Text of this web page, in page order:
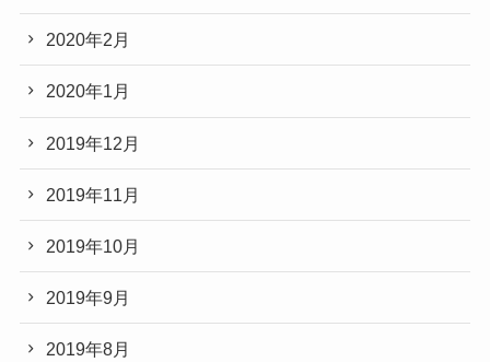
2020年2月
2020年1月
2019年12月
2019年11月
2019年10月
2019年9月
2019年8月